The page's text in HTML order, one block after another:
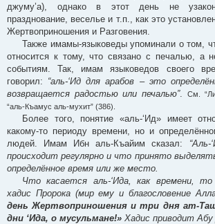
джуму’а), однако в этот день не
празднование, веселье и т.п., как это
Жертвоприношения и Разговения.
Также имамы-языковеды упоминали о том,
относится к тому, что связано с печалью, а
событиям. Так, имам языковедов своего
говорил: “аль-‘Ид для арабов – это
возвращается радостью или печалью”.
См.
“аль-Къамус аль-мухит” (386).
Более того, понятие «аль-‘Ид» имеет
какому-то периоду времени, но и
людей. Имам Ибн аль-Къайим сказал:
происходит регулярно и что принято
определённое время или же место.
Что касается аль-‘Ида, как времени,
хадис Пророка (мир ему и благословение
день Жертвоприношения и три дня ат-
дни ‘Ида, о мусульмане!» Хадис приводит Абу